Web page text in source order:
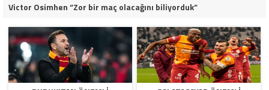
Victor Osimhen “Zor bir maç olacağını biliyorduk”